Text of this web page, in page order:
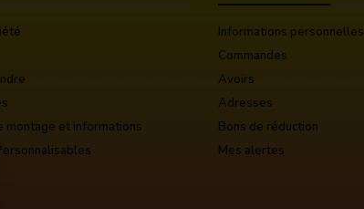
montage et informations
Informations personnelles
Commandes
Avoirs
Adresses
Bons de réduction
Mes alertes